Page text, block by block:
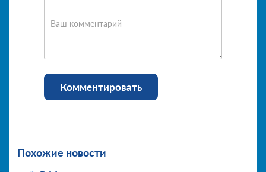
Ваш комментарий
Комментировать
Похожие новости